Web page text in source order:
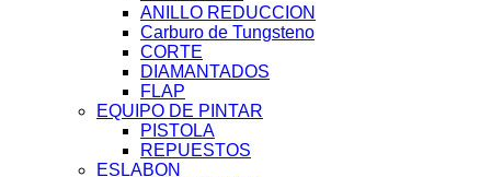
ANILLO REDUCCION
Carburo de Tungsteno
CORTE
DIAMANTADOS
FLAP
EQUIPO DE PINTAR
PISTOLA
REPUESTOS
ESLABON